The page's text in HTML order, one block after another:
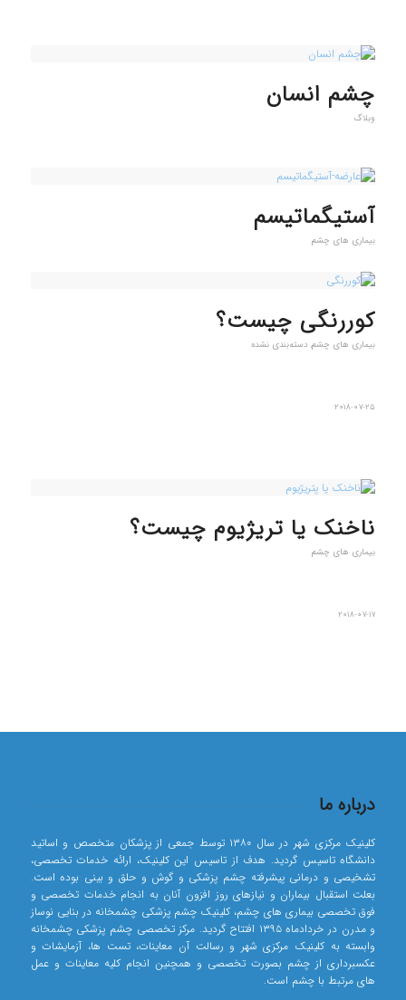
چشم انسان
وبلاگ
آستیگماتیسم
بیماری های چشم
کوررنگی چیست؟
بیماری های چشم, دسته‌بندی نشده
2018-07-25
ناخنک یا تریژیوم چیست؟
بیماری های چشم
2018-07-17
درباره ما
کلینیک مرکزی شهر در سال ۱۳۸۰ توسط جمعی از پزشکان متخصص و اساتید
دانشگاه تاسیس گردید. هدف از تاسیس این کلینیک، ارائه خدمات تخصصی،
تشخیصی و درمانی پیشرفته چشم پزشکی و گوش و حلق و بینی بوده است.
بعلت استقبال بیماران و نیازهای روز افزون آنان به انجام خدمات تخصصی و
فوق تخصصی بیماری های چشم، کلینیک چشم پزشکی چشمخانه در بنایی نوساز
و مدرن در خردادماه ۱۳۹۵ افتتاح گردید. مرکز تخصصی چشم پزشکی چشمخانه
وابسته به کلینیک مرکزی شهر و رسالت آن معاینات، تست ها، آزمایشات و
عکسبرداری از چشم بصورت تخصصی و همچنین انجام کلیه معاینات و عمل
های مرتبط با چشم است.